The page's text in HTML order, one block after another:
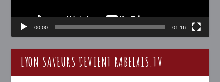
00:00 01:16
LYON SAVEURS DEVIENT RABELAIS.TV